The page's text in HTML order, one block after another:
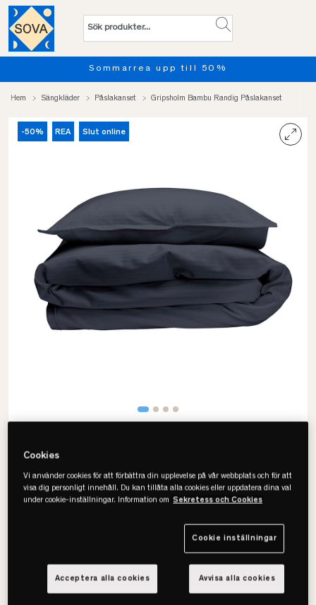
Sommarrea upp till 50%
Hem Sängkläder Påslakanset Gripsholm Bambu Randig Påslakanset
-50% REA Slut online
Gripsholm
Bambu Randig Påslakanset
• 70% bambu, 30% bomull
• Flera färger & storlekar
Cookies
Vi använder cookies för att förbättra din upplevelse på vår webbplats och för att
visa dig personligt innehåll. Du kan tillåta alla cookies eller uppdatera dina val
under cookie-inställningar. Information om Sekretess och Cookies
Cookie inställningar
Avvisa alla cookies
Acceptera alla cookies